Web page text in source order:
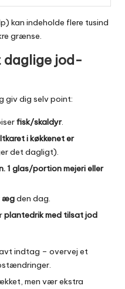
kan indeholde flere tusind
grænse.
daglige jod-
giv dig selv point:
fisk/skaldyr.
i køkkenet er
det dagligt).
1 glas/portion mejeri eller
ægden dag.
plantedrik med tilsat jod
indtag – overvej et
men vær ekstra